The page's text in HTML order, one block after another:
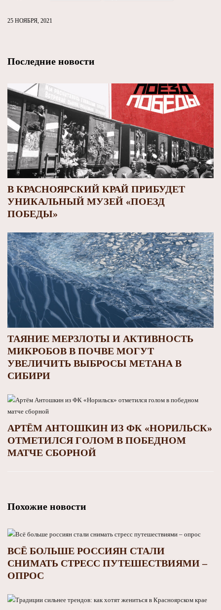
25 НОЯБРЯ, 2021
Последние новости
В КРАСНОЯРСКИЙ КРАЙ ПРИБУДЕТ
УНИКАЛЬНЫЙ МУЗЕЙ «ПОЕЗД
ПОБЕДЫ»
ТАЯНИЕ МЕРЗЛОТЫ И АКТИВНОСТЬ
МИКРОБОВ В ПОЧВЕ МОГУТ
УВЕЛИЧИТЬ ВЫБРОСЫ МЕТАНА В
СИБИРИ
АРТЁМ АНТОШКИН ИЗ ФК «НОРИЛЬСК»
ОТМЕТИЛСЯ ГОЛОМ В ПОБЕДНОМ
МАТЧЕ СБОРНОЙ
Похожие новости
ВСЁ БОЛЬШЕ РОССИЯН СТАЛИ
СНИМАТЬ СТРЕСС ПУТЕШЕСТВИЯМИ –
ОПРОС